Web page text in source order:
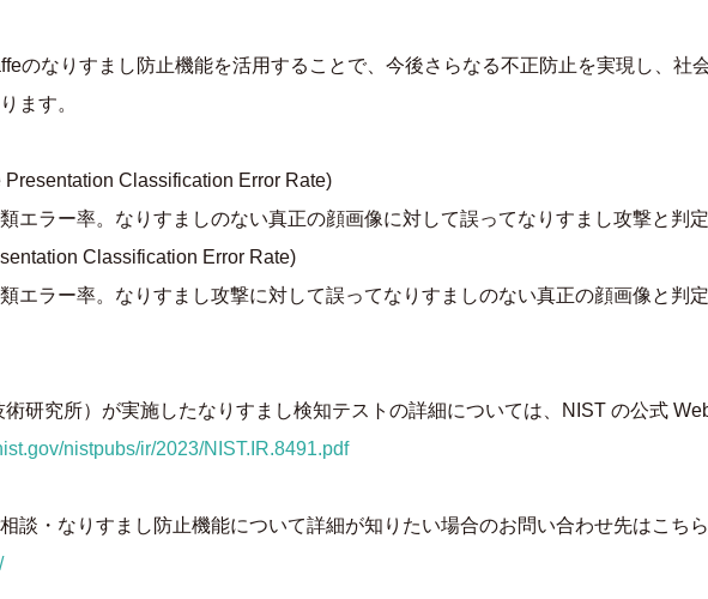
のなりすまし防止機能を活用することで、今後さらなる不正防止を実現し、社
ます。
Presentation Classification Error Rate)
エラー率。なりすましのない真正の顔画像に対して誤ってなりすまし攻撃と判定
Classification Error Rate)
エラー率。なりすまし攻撃に対して誤ってなりすましのない真正の顔画像と判定
研究所）が実施したなりすまし検知テストの詳細については、NIST の公式
nistpubs/ir/2023/NIST.IR.8491.pdf
談・なりすまし防止機能について詳細が知りたい場合のお問い合わせ先はこちら